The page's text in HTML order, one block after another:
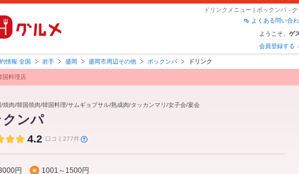
ドリンクメニュー | ポックンパ -
よくある問い合
ようこそ、 ゲ
会員登録する
情報 全国 岩手 盛岡 盛岡市周辺その他 ポックンパ ドリンク
国料理店
焼肉/韓国焼肉/韓国料理/サムギョプサル/熟成肉/タッカンマリ/女子会/宴会
ンパ
4.2 口コミ277件
円 1001～1500円